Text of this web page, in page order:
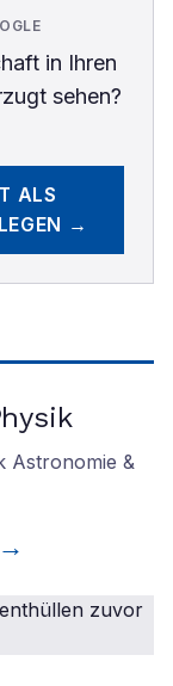
in Ihren
sehen?
ALS
→
Astronomie &